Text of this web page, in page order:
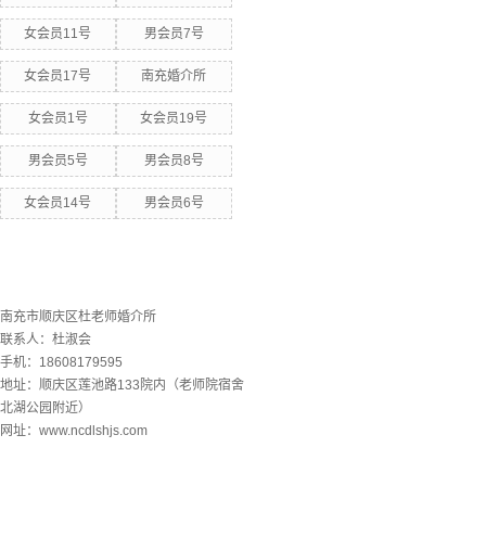
女会员11号 男会员7号
女会员17号 南充婚介所
女会员1号 女会员19号
男会员5号 男会员8号
女会员14号 男会员6号
南充市顺庆区杜老师婚介所
联系人：杜淑会
手机：18608179595
地址：顺庆区莲池路133院内（老师院宿舍
北湖公园附近）
网址：www.ncdlshjs.com